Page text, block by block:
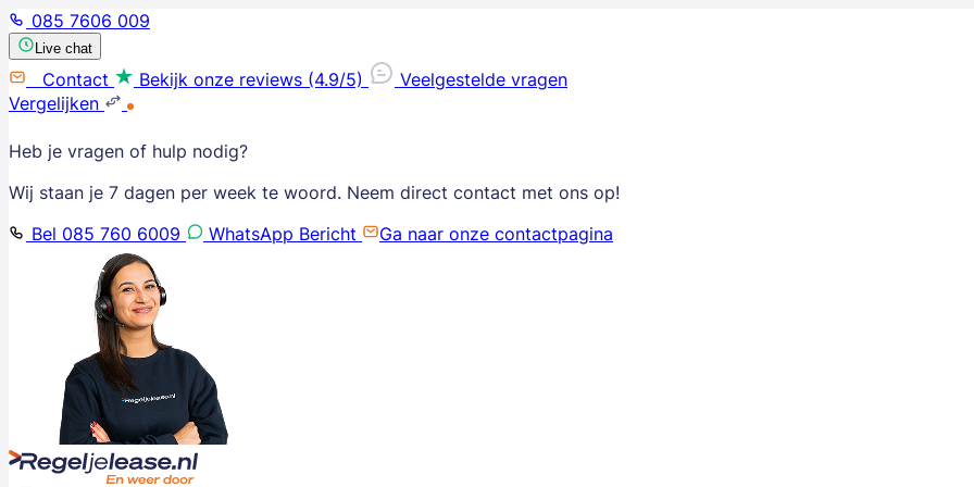
085 7606 009
Live chat
Contact Bekijk onze reviews (4.9/5)
Veelgestelde vragen
Vergelijken
Heb je vragen of hulp nodig?
Wij staan je 7 dagen per week te woord. Neem direct contact met ons op!
Bel 085 760 6009
WhatsApp Bericht Ga naar onze contactpagina